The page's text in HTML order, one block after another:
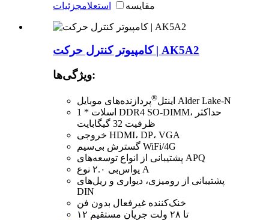
مقایسه
استعلامجزئیات
کامپیوتر کنترل حرکت | AK5A2
ویژگی‌ها:
اینتل®
پردازنده‌های موبایل Alder Lake-N
1 * اسلات DDR4 SO-DIMM، حداکثر
ظرفیت 32 گیگابایت
خروجی HDMI، DP، VGA
گسترش بی‌سیم WiFi/4G
پشتیبانی از انواع توسعه‌های APQ
یو‌اس‌بی ۲.۰ نوع A
پشتیبانی از رومیزی، دیواری و ریل‌های
DIN
خنک‌کننده غیرفعال بدون فن
۱۲ تا ۲۸ ولت جریان مستقیم